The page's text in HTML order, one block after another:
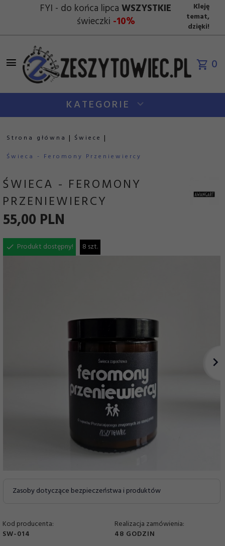
FYI - do końca lipcaWSZYSTKIE
świeczki -10%
Kleję
temat,
dzięki!
0
KATEGORIE
Strona główna
Świece
Świeca - Feromony Przeniewiercy
ŚWIECA - FEROMONY
PRZENIEWIERCY
55,00 PLN
Produkt dostępny! 8 szt.
Zasoby dotyczące bezpieczeństwa i produktów
Kod producenta:
SW-014
Realizacja zamówienia:
48 GODZIN